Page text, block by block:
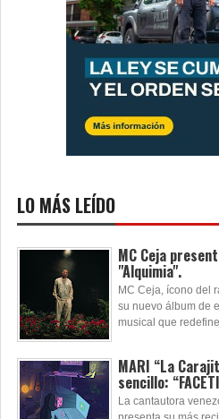
LO MÁS LEÍDO
MC Ceja
"Alquimia".
MC Ceja, ícono del
su nuevo álbum de
musical que redefine
MARI “La
sencillo:
La cantautora